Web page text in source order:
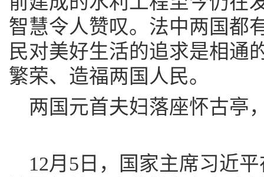
智慧令人赞叹。法中两国都
民对美好生活的追求是相通
繁荣、造福两国人民。
两国元首夫妇落座怀古亭
12月5日，国家主席习近